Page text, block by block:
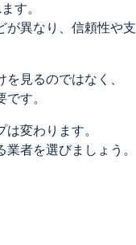
す。
が異なり、信頼性や支
見るのではなく、
す。
変わります。
者を選びましょう。